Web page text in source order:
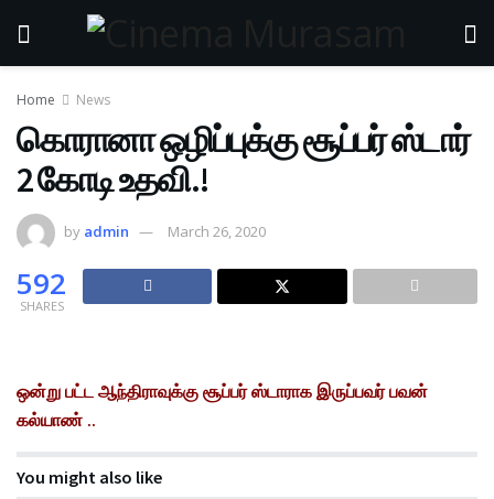
Home News
கொரானா ஒழிப்புக்கு சூப்பர் ஸ்டார்
2 கோடி உதவி.!
by admin March 26, 2020
592
SHARES
ஒன்று பட்ட ஆந்திராவுக்கு சூப்பர் ஸ்டாராக இருப்பவர் பவன்
கல்யாண் ..
You might also like